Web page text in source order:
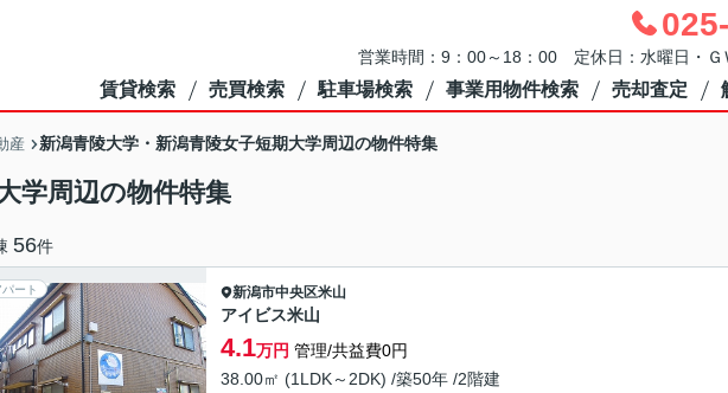
営業時間：9：00～18：00 定休日：水曜日・Ｇ
賃貸検索 売買検索 駐車場検索 事業用物件検索 売却査定
産 新潟青陵大学・新潟青陵女子短期大学周辺の物件特集
学周辺の物件特集
56件
パート 新潟市中央区米山
アイビス米山
4.1万円 管理/共益費0円
38.00㎡ (1LDK～2DK) /築50年 /2階建